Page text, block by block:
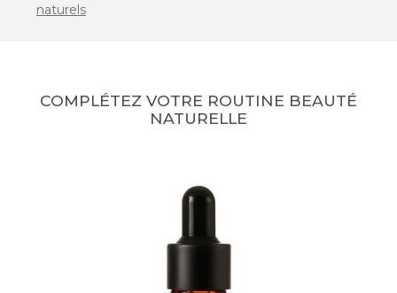
naturels
COMPLÉTEZ VOTRE ROUTINE BEAUTÉ
NATURELLE